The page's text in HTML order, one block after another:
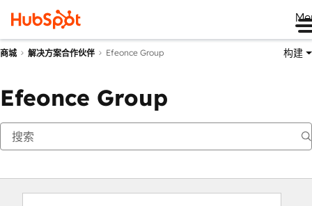
商城 解决方案合作伙伴 Efeonce Group 构建
Efeonce Group